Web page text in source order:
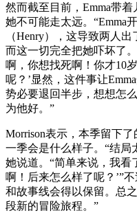
然而截至目前，Emma带着
她不可能走太远。“Emma
（Henry），这导致两人
而这一切完全把她吓坏了
啊，你想找死啊！你才10
呢？’显然，这件事让
势必要退回半步，想想怎
为他好。”
Morrison表示，本季留下
一季会是什么样子。“结局
她说道。“简单来说，我看
啊！后来怎么样了呢？’”
和故事线会得以保留。总
段新的冒险旅程。”